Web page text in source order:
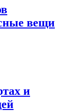
вещи
и